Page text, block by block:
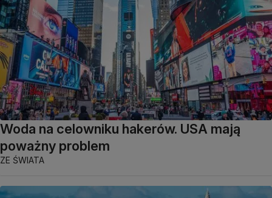
Woda na celowniku hakerów. USA mają
poważny problem
ZE ŚWIATA